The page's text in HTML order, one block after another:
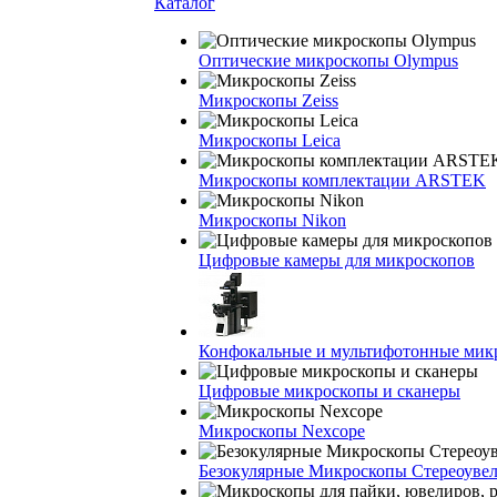
Оптические микроскопы Olympus
Микроскопы Zeiss
Микроскопы Leica
Микроскопы комплектации ARSTEK
Микроскопы Nikon
Цифровые камеры для микроскопов
Конфокальные и мультифотонные
Цифровые микроскопы и сканеры
Микроскопы Nexcope
Безокулярные Микроскопы